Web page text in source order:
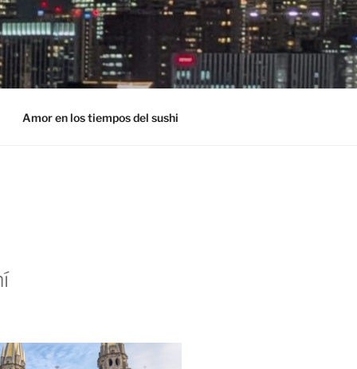
Amor en los tiempos del sushi